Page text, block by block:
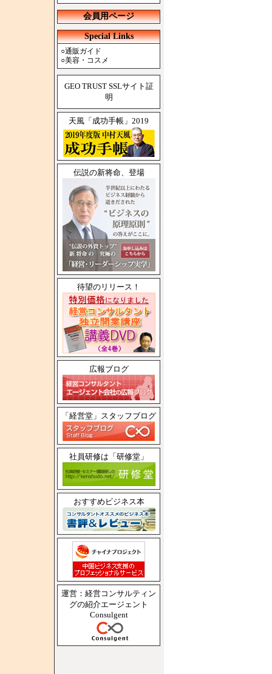
会員用ページ
Special Links
○通販ガイド
○美容・コスメ
GEO TRUST SSLサイト証
明
天風「成功手帳」2019
伝説の新将命、登場
待望のリリース！
広報ブログ
「経営堂」スタッフブログ
社員研修は「研修堂」
おすすめビジネス本
運営：経営コンサルティン
グの紹介エージェント
Consulgent